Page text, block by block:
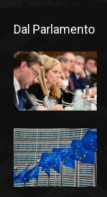
Dal Parlamento